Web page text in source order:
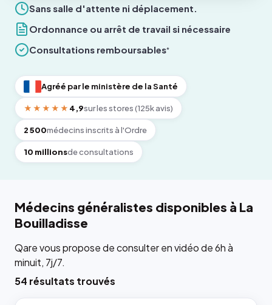
Sans salle d'attente ni déplacement.
Ordonnance ou arrêt de travail si nécessaire
Consultations remboursables*
Agréé par le ministère de la Santé
★★★★★ 4,9sur les stores (125k avis)
2 500médecins inscrits à l'Ordre
10 millionsde consultations
Médecins généralistes disponibles à La
Bouilladisse
Qare vous propose de consulter en vidéo de 6h à
minuit, 7j/7.
54 résultats trouvés